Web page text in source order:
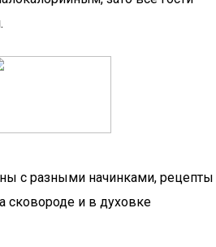
с разными начинками, рецепты
сковороде и в духовке